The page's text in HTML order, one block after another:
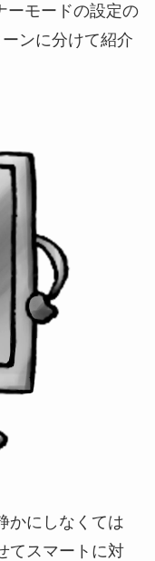
ーモードの設定の
ンに分けて紹介
かにしなくては
てスマートに対